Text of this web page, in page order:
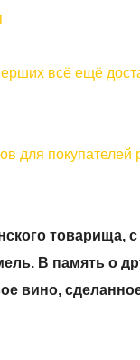
всё ещё
для покупателей
товарища,
В память о
вино,